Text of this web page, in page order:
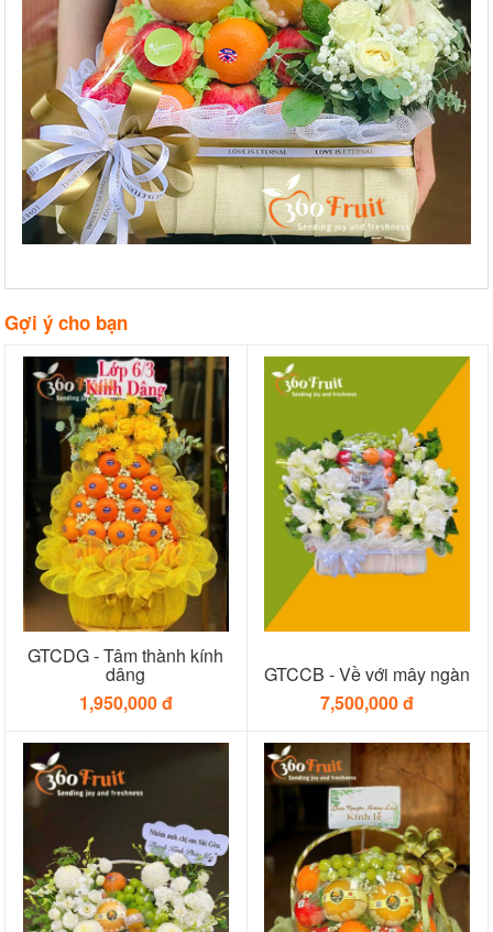
Gợi ý cho bạn
GTCDG - Tâm thành kính
dâng
1,950,000 đ
GTCCB - Về với mây ngàn
7,500,000 đ